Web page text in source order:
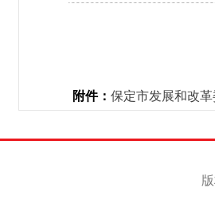
附件：保定市发展和改